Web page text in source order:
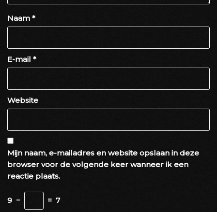
Naam *
E-mail *
Website
Mijn naam, e-mailadres en website opslaan in deze
browser voor de volgende keer wanneer ik een
reactie plaats.
9 − = 7